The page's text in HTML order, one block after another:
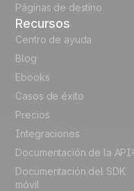
Páginas de destino
Recursos
Centro de ayuda
Blog
Ebooks
Casos de éxito
Precios
Integraciones
Documentación de la API
Documentación del SDK
móvil